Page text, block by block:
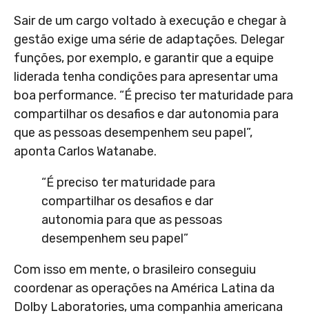
Sair de um cargo voltado à execução e chegar à
gestão exige uma série de adaptações. Delegar
funções, por exemplo, e garantir que a equipe
liderada tenha condições para apresentar uma
boa performance. “É preciso ter maturidade para
compartilhar os desafios e dar autonomia para
que as pessoas desempenhem seu papel”,
aponta Carlos Watanabe.
“É preciso ter maturidade para
compartilhar os desafios e dar
autonomia para que as pessoas
desempenhem seu papel”
Com isso em mente, o brasileiro conseguiu
coordenar as operações na América Latina da
Dolby Laboratories, uma companhia americana